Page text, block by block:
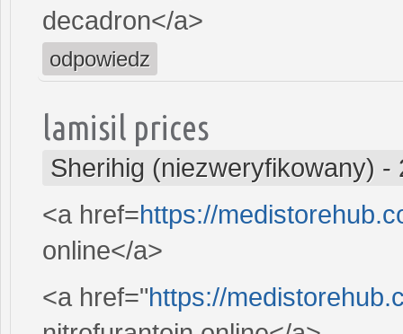
decadron</a>
odpowiedz
lamisil prices
Sherihig (niezweryfikowany) -
<a href=https://
online</a>
<a href="https://